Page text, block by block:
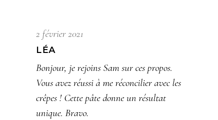
2 février 2021
LÉA
Bonjour, je rejoins Sam sur ces propos.
Vous avez réussi à me réconcilier avec les
crêpes ! Cette pâte donne un résultat
unique. Bravo.